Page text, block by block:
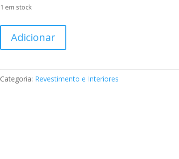
1 em stock
Revestimento
interior
Adicionar
Categoria: Revestimento e Interiores